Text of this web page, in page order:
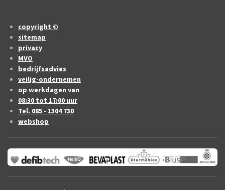
copyright ©
sitemap
privacy
MVO
bedrijfsadvies
veilig-ondernemen
op werkdagen van
08:30 tot 17:00 uur
Tel. 085 - 1304 730
webshop